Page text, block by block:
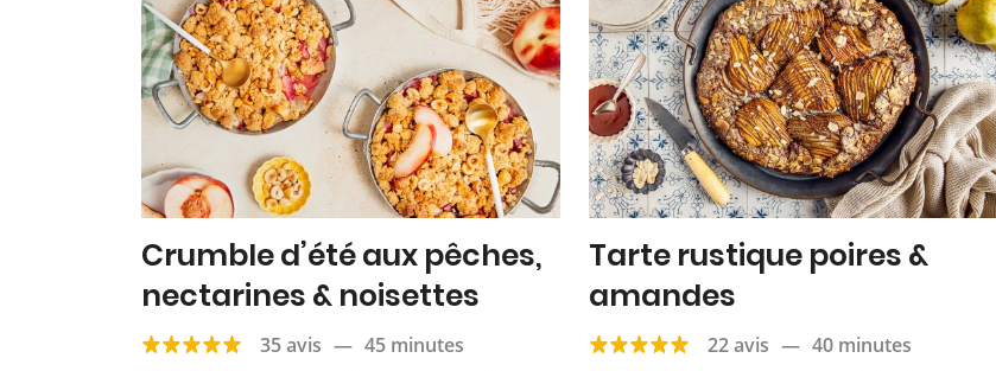
Crumble d’été aux pêches,
nectarines & noisettes
35 avis — 45 minutes
Tarte rustique poires &
amandes
22 avis — 40 minutes